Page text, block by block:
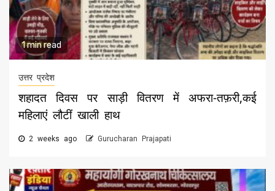
1 min read
उत्तर प्रदेश
शहादत दिवस पर साड़ी वितरण में अफरा-तफ़री,कई
महिलाएं लौटीं खाली हाथ
2 weeks ago Gurucharan Prajapati